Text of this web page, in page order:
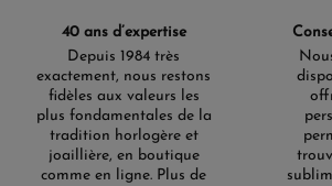
40 ans d’expertise
Depuis 1984 très
exactement, nous restons
fidèles aux valeurs les
plus fondamentales de la
tradition horlogère et
joaillière, en boutique
comme en ligne. Plus de